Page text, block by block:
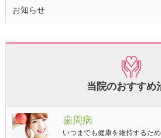
お知らせ
当院のおすすめ
歯周病
いつまでも健康を維持するた